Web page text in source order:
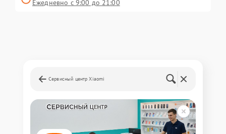
Ежедневно с 9:00 до 21:00
Сервисный центр Xiaomi